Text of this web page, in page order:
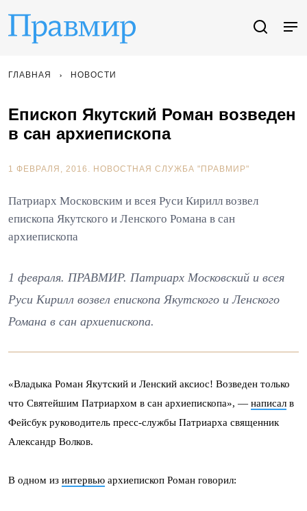
ГЛАВНАЯ НОВОСТИ
Епископ Якутский Роман возведен
в сан архиепископа
1 ФЕВРАЛЯ, 2016. НОВОСТНАЯ СЛУЖБА "ПРАВМИР"
Патриарх Московским и всея Руси Кирилл возвел
епископа Якутского и Ленского Романа в сан
архиепископа
1 февраля. ПРАВМИР. Патриарх Московский и всея
Руси Кирилл возвел епископа Якутского и Ленского
Романа в сан архиепископа.
«Владыка Роман Якутский и Ленский аксиос! Возведен только
что Святейшим Патриархом в сан архиепископа», — написал в
Фейсбук руководитель пресс-службы Патриарха священник
Александр Волков.
В одном из интервью архиепископ Роман говорил: